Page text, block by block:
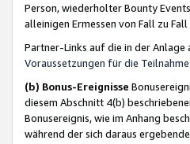
Person, wiederholter Bounty
alleinigen Ermessen von Fall zu
Partner-Links auf die in der
Voraussetzungen für die
(b) Bonus-Ereignisse
diesem Abschnitt 4(b)
Bonusereignis, wie im Anhang
während der sich daraus